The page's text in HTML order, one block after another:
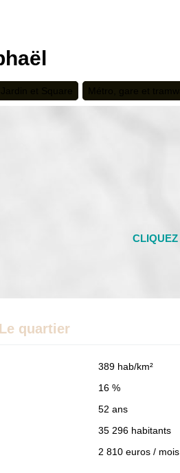
Le quartier
389 hab/km²
16 %
52 ans
35 296 habitants
2 810 euros / mois